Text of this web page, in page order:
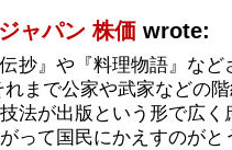
ャパン 株価 wrote:
伝抄』や『料理物語』な
れまで公家や武家などの
法が出版という形で広
がって国民にかえすのが